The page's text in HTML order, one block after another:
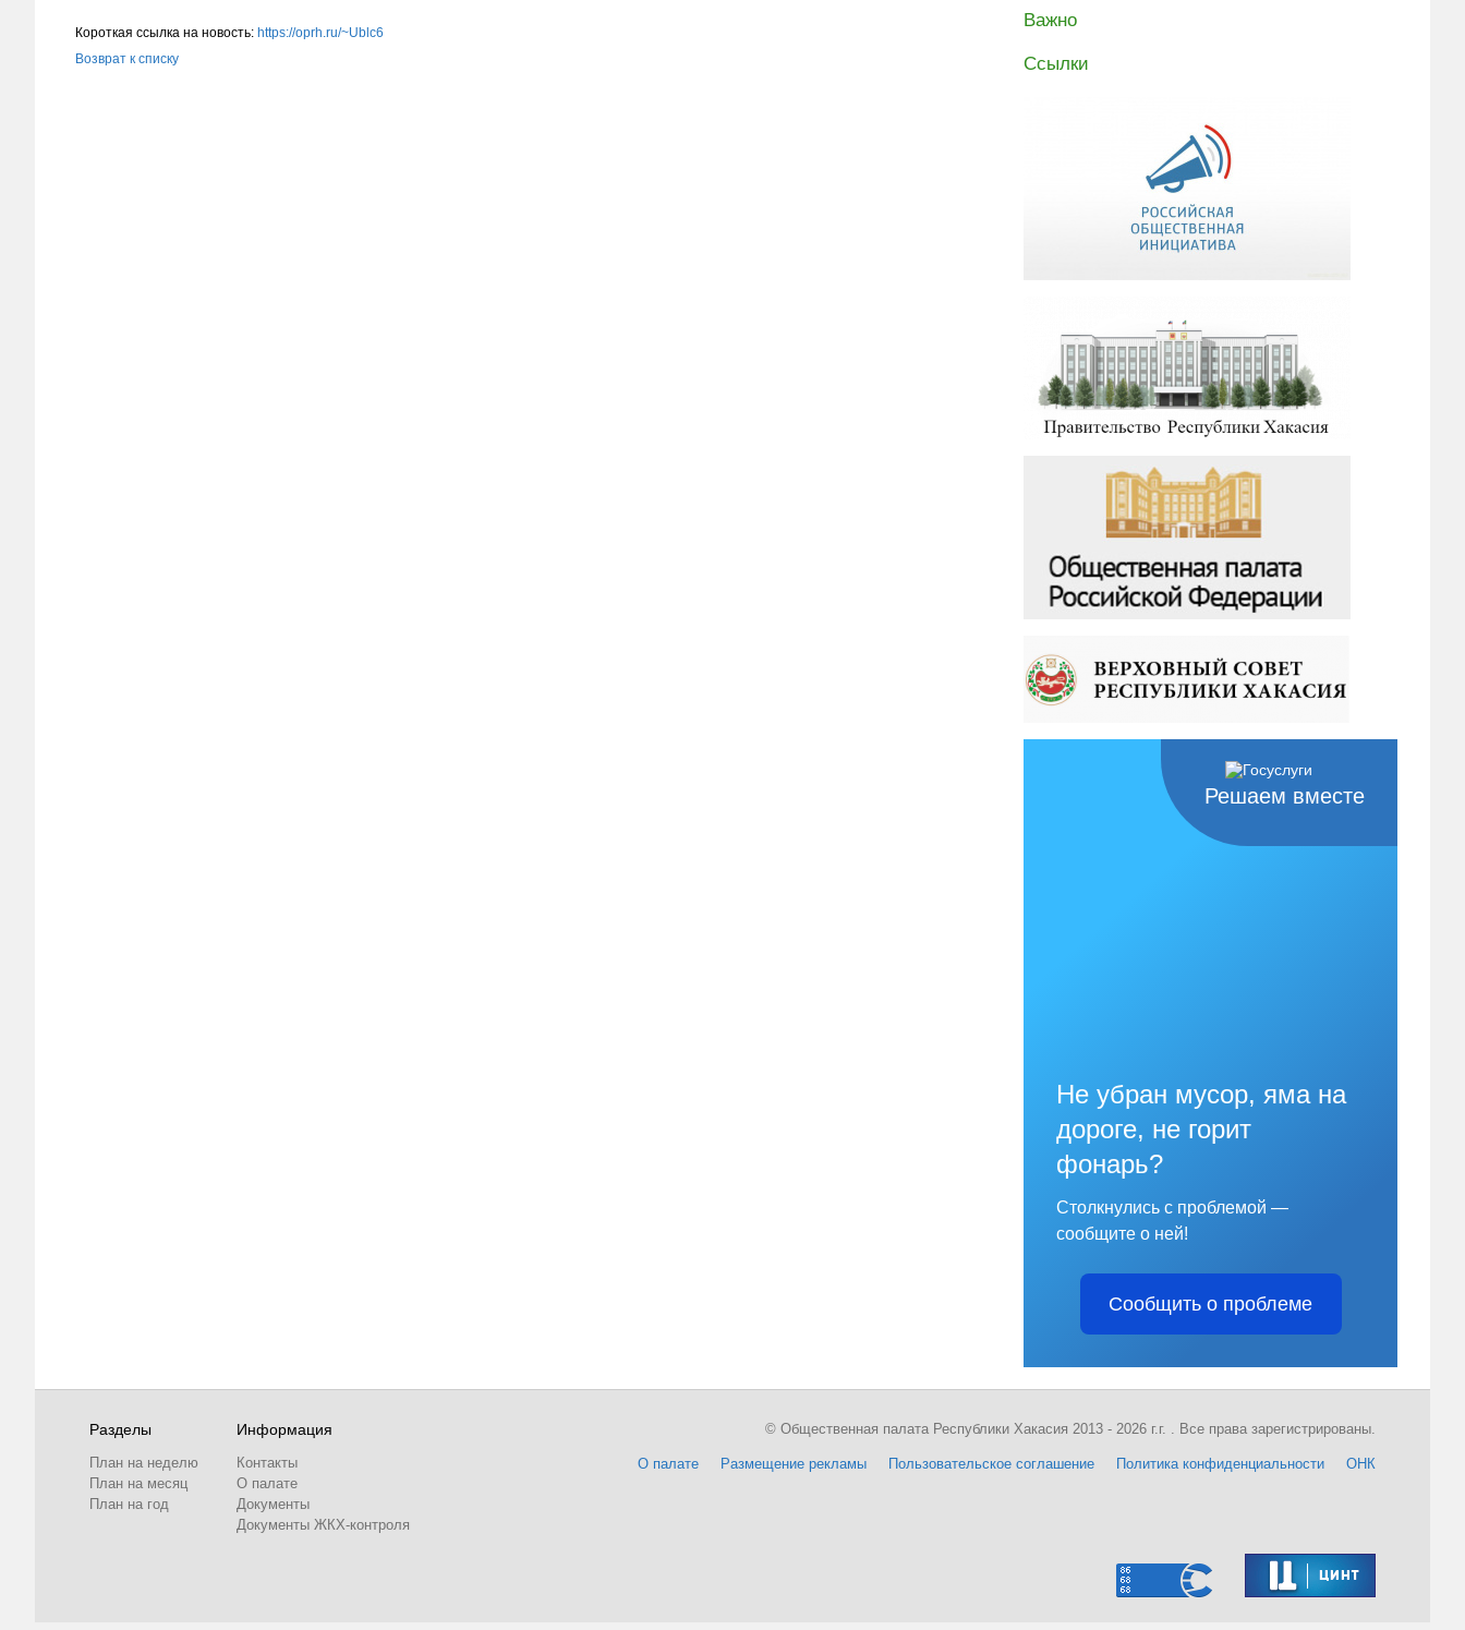
Короткая ссылка на новость: https://oprh.ru/~Ublc6
Возврат к списку
Важно
Ссылки
Решаем вместе
Не убран мусор, яма на
дороге, не горит
фонарь?
Столкнулись с проблемой —
сообщите о ней!
Сообщить о проблеме
Разделы
План на неделю
План на месяц
План на год
Информация
Контакты
О палате
Документы
Документы ЖКХ-контроля
О палате Размещение рекламы Пользовательское соглашение Политика конфиденциальности ОНК
© Общественная палата Республики Хакасия 2013 - 2026 г.г. . Все права зарегистрированы.